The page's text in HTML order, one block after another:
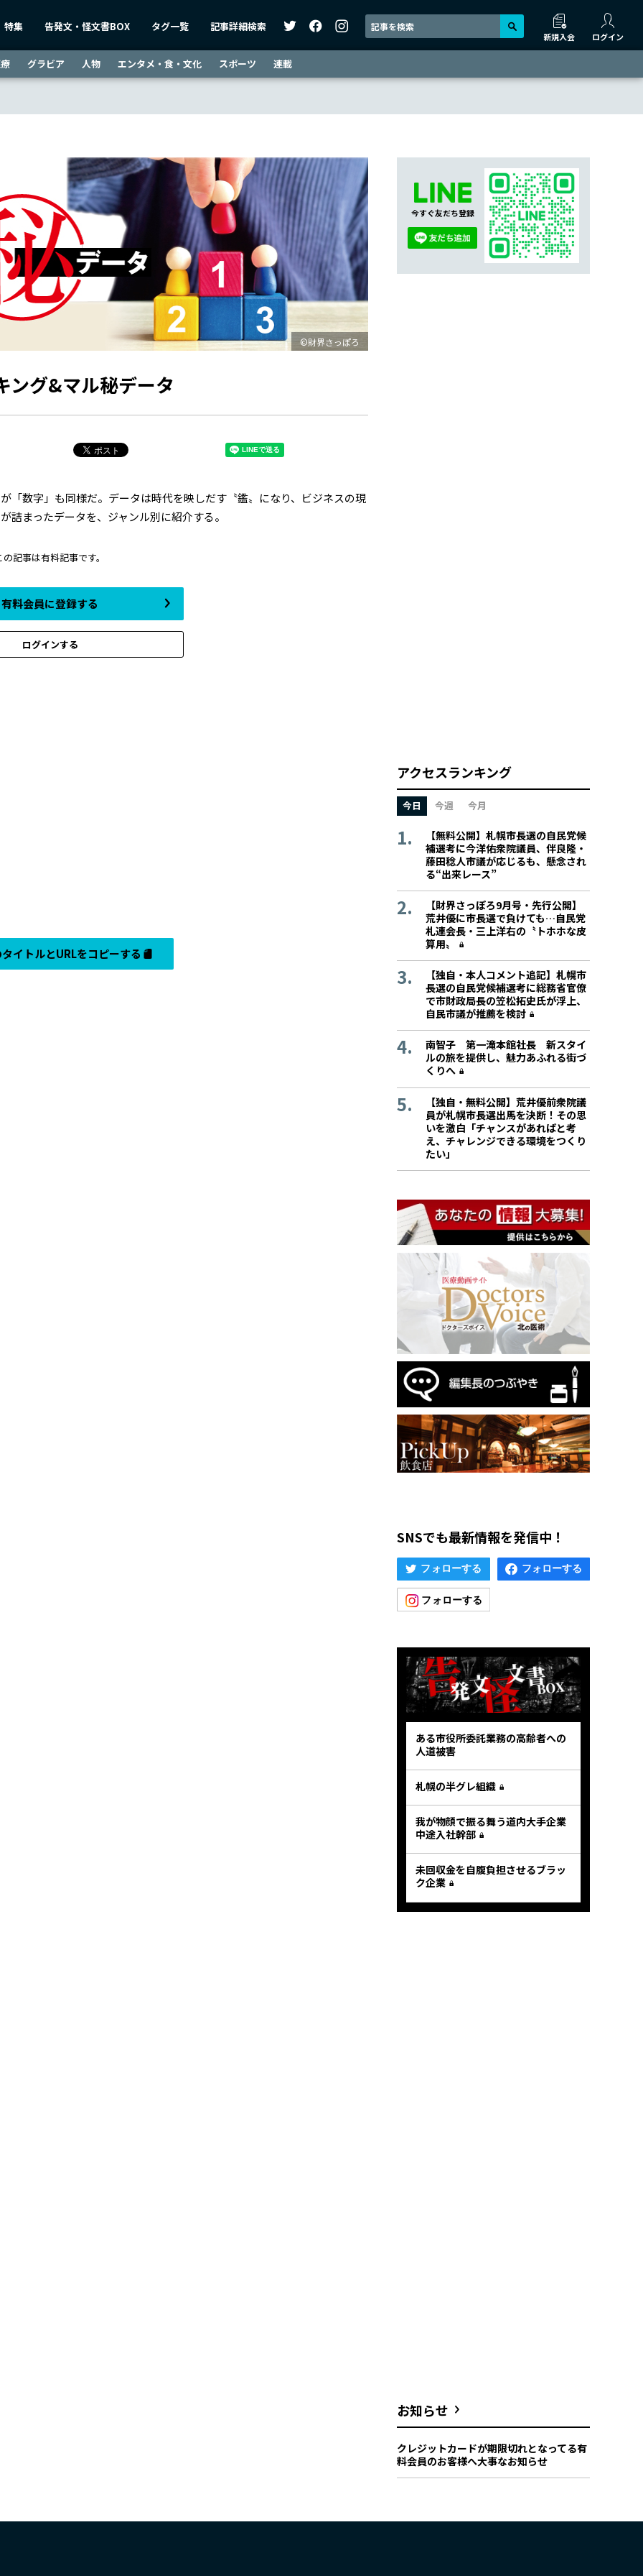
特集 告発文・怪文書BOX タグ一覧 記事詳細検索
新規入会 ログイン
グラビア 人物 エンタメ・食・文化 スポーツ 連載
©財界さっぽろ
ング&マル秘データ
「数字」も同様だ。データは時代を映しだす〝鑑〟になり、ビジネスの現
まったデータを、ジャンル別に紹介する。
の記事は有料記事です。
有料会員に登録する
ログインする
イトルとURLをコピーする
今すぐ友だち登録
アクセスランキング
今日 今週 今月
【無料公開】札幌市長選の自民党候
補選考に今洋佑衆院議員、伴良隆・
藤田稔人市議が応じるも、懸念され
る“出来レース”
【財界さっぽろ9月号・先行公開】
荒井優に市長選で負けても…自民党
札連会長・三上洋右の〝トホホな皮
算用〟
【独自・本人コメント追記】札幌市
長選の自民党候補選考に総務省官僚
で市財政局長の笠松拓史氏が浮上、
自民市議が推薦を検討
南智子 第一滝本館社長 新スタイ
ルの旅を提供し、魅力あふれる街づ
くりへ
【独自・無料公開】荒井優前衆院議
員が札幌市長選出馬を決断！その思
いを激白「チャンスがあればと考
え、チャレンジできる環境をつくり
たい」
SNSでも最新情報を発信中！
ある市役所委託業務の高齢者への
人道被害
札幌の半グレ組織
我が物顔で振る舞う道内大手企業
中途入社幹部
未回収金を自腹負担させるブラッ
ク企業
お知らせ
クレジットカードが期限切れとなってる有
料会員のお客様へ大事なお知らせ